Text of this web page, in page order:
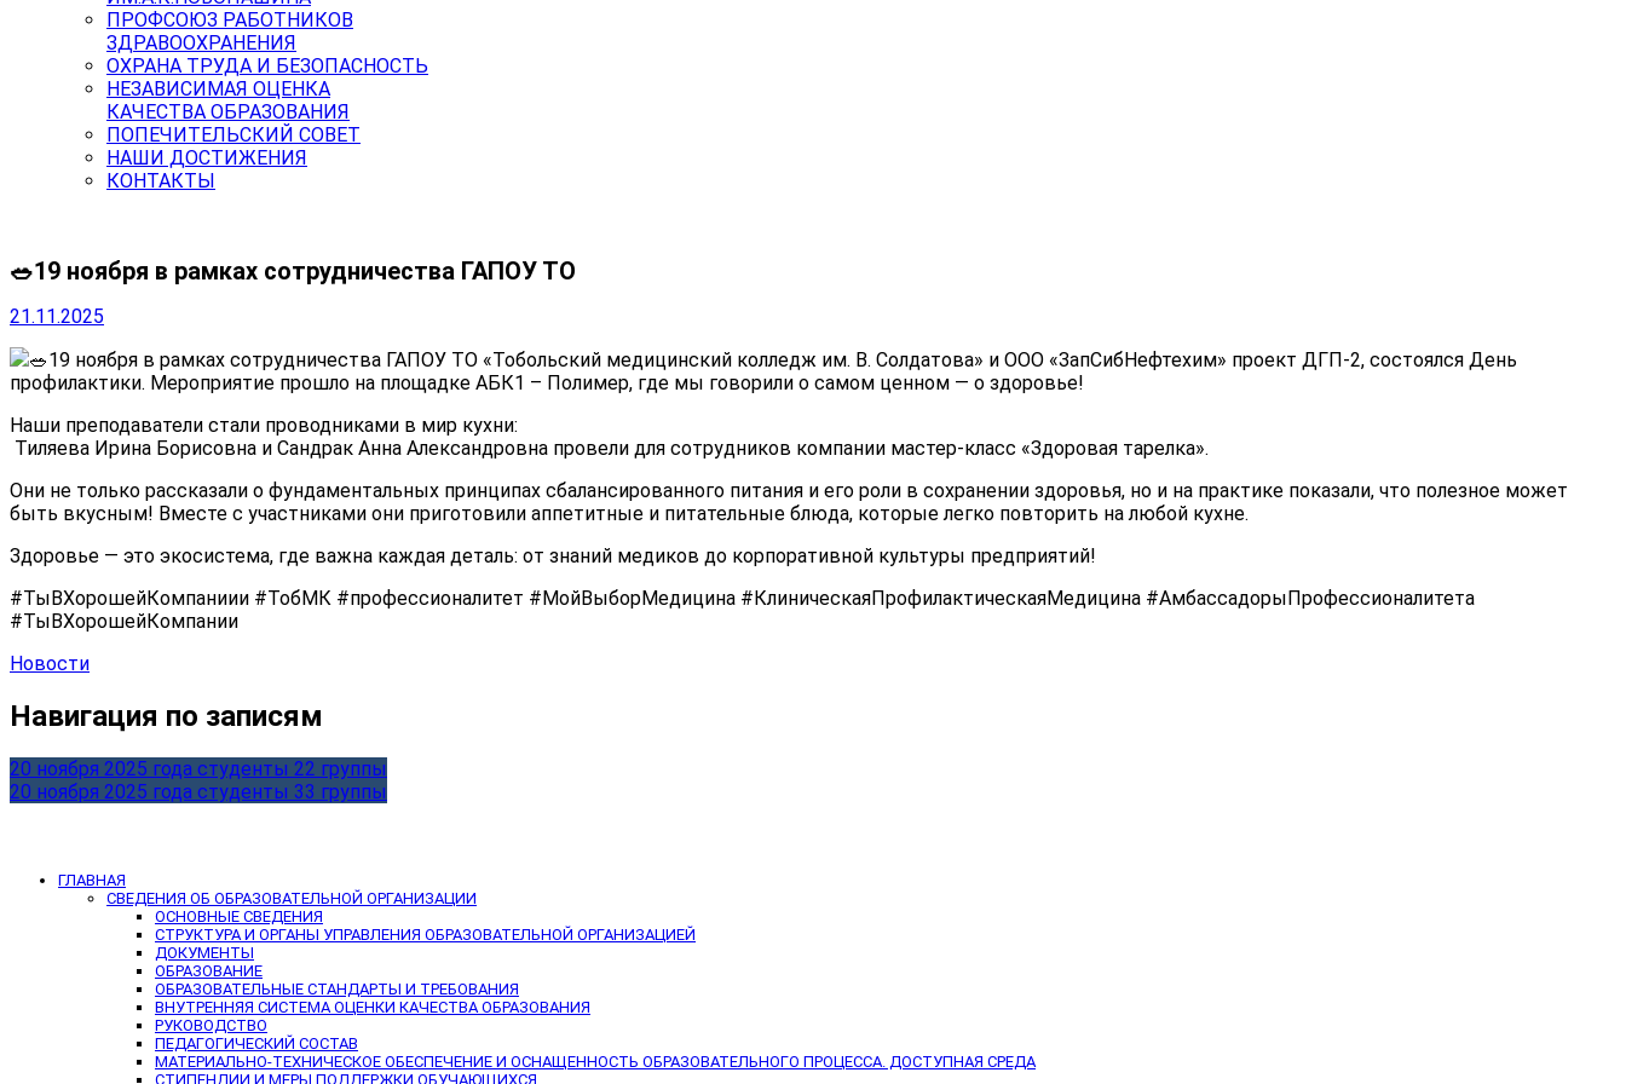
ПРОФСОЮЗ РАБОТНИКОВ
ЗДРАВООХРАНЕНИЯ
ОХРАНА ТРУДА И БЕЗОПАСНОСТЬ
НЕЗАВИСИМАЯ ОЦЕНКА
КАЧЕСТВА ОБРАЗОВАНИЯ
ПОПЕЧИТЕЛЬСКИЙ СОВЕТ
НАШИ ДОСТИЖЕНИЯ
КОНТАКТЫ
🥗19 ноября в рамках сотрудничества ГАПОУ ТО
21.11.2025
🥗19 ноября в рамках сотрудничества ГАПОУ ТО «Тобольский медицинский колледж им. В. Солдатова» и ООО «ЗапСибНефтехим» проект ДГП-2, состоялся День
профилактики. Мероприятие прошло на площадке АБК1 – Полимер, где мы говорили о самом ценном — о здоровье!
Наши преподаватели стали проводниками в мир кухни:
Тиляева Ирина Борисовна и Сандрак Анна Александровна провели для сотрудников компании мастер-класс «Здоровая тарелка».
Они не только рассказали о фундаментальных принципах сбалансированного питания и его роли в сохранении здоровья, но и на практике показали, что полезное может
быть вкусным! Вместе с участниками они приготовили аппетитные и питательные блюда, которые легко повторить на любой кухне.
Здоровье — это экосистема, где важна каждая деталь: от знаний медиков до корпоративной культуры предприятий!
#ТыВХорошейКомпаниии #ТобМК #профессионалитет #МойВыборМедицина #КлиническаяПрофилактическаяМедицина #АмбассадорыПрофессионалитета
#ТыВХорошейКомпании
Новости
Навигация по записям
20 ноября 2025 года студенты 22 группы
20 ноября 2025 года студенты 33 группы
ГЛАВНАЯ
СВЕДЕНИЯ ОБ ОБРАЗОВАТЕЛЬНОЙ ОРГАНИЗАЦИИ
ОСНОВНЫЕ СВЕДЕНИЯ
СТРУКТУРА И ОРГАНЫ УПРАВЛЕНИЯ ОБРАЗОВАТЕЛЬНОЙ ОРГАНИЗАЦИЕЙ
ДОКУМЕНТЫ
ОБРАЗОВАНИЕ
ОБРАЗОВАТЕЛЬНЫЕ СТАНДАРТЫ И ТРЕБОВАНИЯ
ВНУТРЕННЯЯ СИСТЕМА ОЦЕНКИ КАЧЕСТВА ОБРАЗОВАНИЯ
РУКОВОДСТВО
ПЕДАГОГИЧЕСКИЙ СОСТАВ
МАТЕРИАЛЬНО-ТЕХНИЧЕСКОЕ ОБЕСПЕЧЕНИЕ И ОСНАЩЕННОСТЬ ОБРАЗОВАТЕЛЬНОГО ПРОЦЕССА. ДОСТУПНАЯ СРЕДА
СТИПЕНДИИ И МЕРЫ ПОДДЕРЖКИ ОБУЧАЮЩИХСЯ